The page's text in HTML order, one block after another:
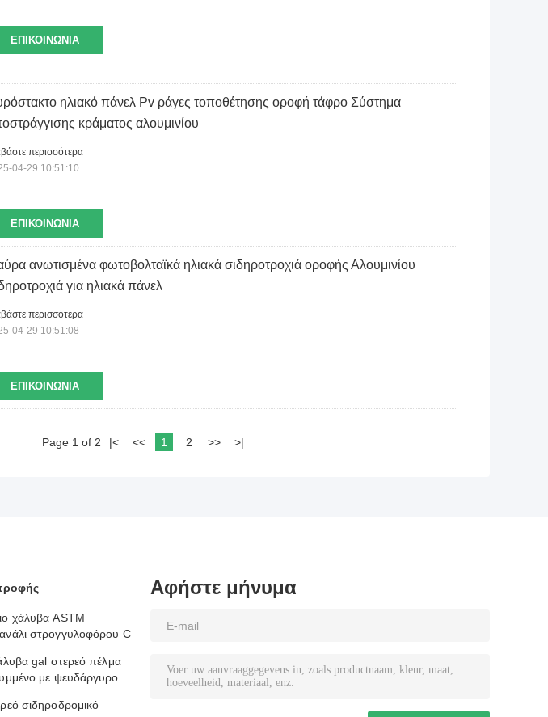
ΕΠΙΚΟΙΝΩΝΊΑ
ηλιακό πάνελ Pv ράγες τοποθέτησης οροφή τάφρο Σύστημα
κράματος αλουμινίου
ΕΠΙΚΟΙΝΩΝΊΑ
περισσότερα
04-29 10:51:10
ανωτισμένα φωτοβολταϊκά ηλιακά σιδηροτροχιά οροφής Αλουμινίου
για ηλιακά πάνελ
ΕΠΙΚΟΙΝΩΝΊΑ
περισσότερα
04-29 10:51:08
Page 1 of 2 |< << 1 2 >> >|
χάλυβα ASTM
στρογγυλοφόρου C
gal στερεό πέλμα
με ψευδάργυρο
σιδηροδρομικό
Αφήστε μήνυμα